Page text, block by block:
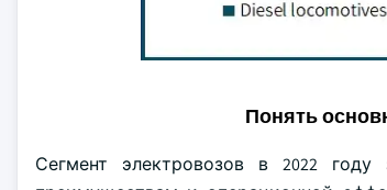
Понять
Сегмент электровозов в 2022